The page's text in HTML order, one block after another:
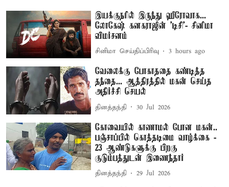
இயக்குநரில் இருந்து ஹீரோவாக...
லோகேஷ் கனகராஜின் 'டிசி'- சினிமா
விமர்சனம்
சினிமா செய்திப்பிரிவு 3 hours ago
வேலைக்கு போகாததை கண்டித்த
தந்தை... ஆத்திரத்தில் மகன் செய்த
அதிர்ச்சி செயல்
தினத்தந்தி 30 Jul 2026
கோவையில் காணாமல் போன மகன்..
பஞ்சாப்பில் கொத்தடிமை வாழ்க்கை -
23 ஆண்டுகளுக்கு பிறகு
குடும்பத்துடன் இணைந்தார்
தினத்தந்தி 29 Jul 2026